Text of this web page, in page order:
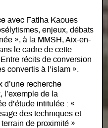
avec Fatiha Kaoues
enjeux, débats
», à la MMSH, Aix-en-
le cadre de cette
récits de conversion
convertis à l’islam ».
d’une recherche
l’exemple de la
d’étude intitulée : «
des techniques et
de proximité »